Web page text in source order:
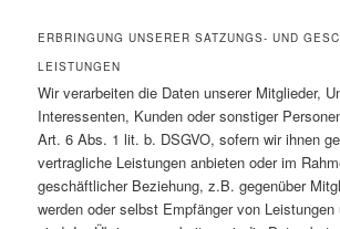
ERBRINGUNG UNSERER SATZUNGS- UND
EISTUNGEN
Wir verarbeiten die Daten unserer Mitglieder,
Interessenten, Kunden oder sonstiger
Art. 6 Abs. 1 lit. b. DSGVO, sofern wir ihnen
vertragliche Leistungen anbieten oder im
geschäftlicher Beziehung, z.B. gegenüber
werden oder selbst Empfänger von Leistungen